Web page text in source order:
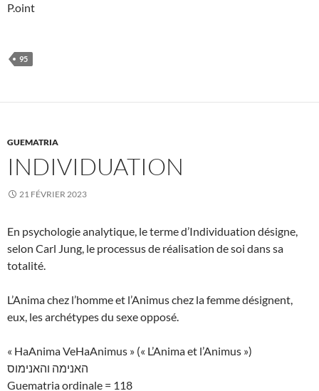
P.oint
95
GUEMATRIA
INDIVIDUATION
21 FÉVRIER 2023
En psychologie analytique, le terme d’Individuation désigne,
selon Carl Jung, le processus de réalisation de soi dans sa
totalité.
L’Anima chez l’homme et l’Animus chez la femme désignent,
eux, les archétypes du sexe opposé.
« HaAnima VeHaAnimus » (« L’Anima et l’Animus »)
האנימה והאנימוס
Guematria ordinale = 118